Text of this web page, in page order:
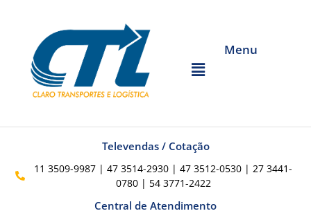
Menu
Televendas / Cotação
11 3509-9987 | 47 3514-2930 | 47 3512-0530 | 27 3441-
0780 | 54 3771-2422
Central de Atendimento